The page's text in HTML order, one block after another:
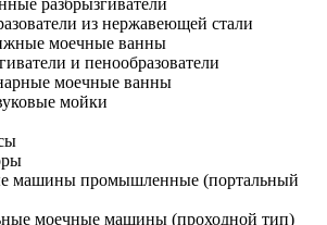
разбрызгиватели
из нержавеющей стали
моечные ванны
и пенообразователи
моечные ванны
мойки
машины промышленные (портальный
моечные машины (проходной тип)